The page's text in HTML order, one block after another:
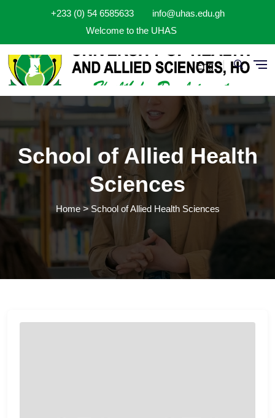
+233 (0) 54 6585633
info@uhas.edu.gh
Welcome to the UHAS
Eng
School of Allied Health
Sciences
Home School of Allied Health Sciences